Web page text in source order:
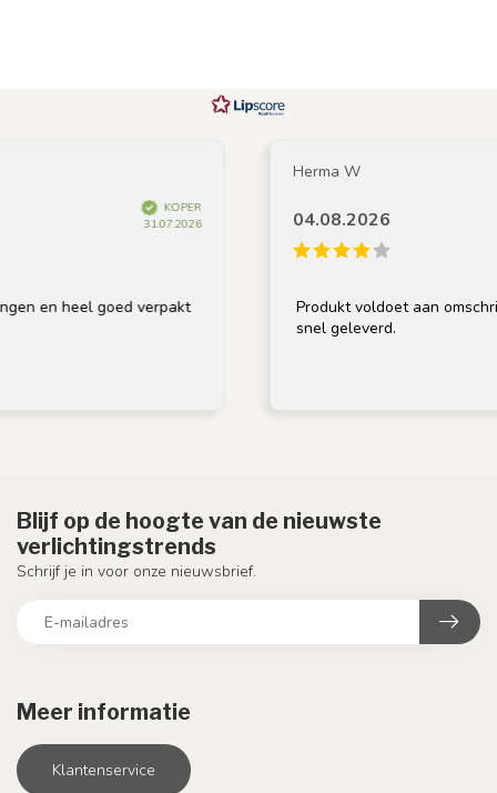
KOPER
31.07.2026
heel goed verpakt
Herma W
04.08.2026
Produkt voldoet aan omschrijving,
snel geleverd.
Meer informatie
Klantenservice
Blijf op de hoogte van de nieuwste
verlichtingstrends
Schrijf je in voor onze nieuwsbrief.